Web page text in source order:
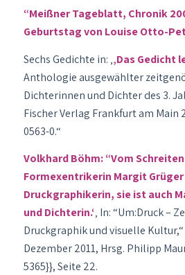
“Meißner Tageblatt, Chronik
Geburtstag von Louise Otto-
Sechs Gedichte in: ‚‚Das Gedicht
Anthologie ausgewählter
Dichterinnen und Dichter des 3.
Fischer Verlag Frankfurt am Main
0563-0.“
Volkhard Böhm: “Vom
Formexentrikerin Margit
Druckgraphikerin, sie ist auch
und Dichterin.‘‚ In: “Um:Druck –
Druckgraphik und visuelle
Dezember 2011, Hrsg. Philipp
5365}}, Seite 22.